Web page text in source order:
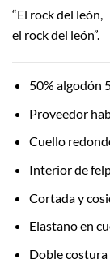
“El rock del león,
el rock del león”.
50% algodón
Proveedor
Cuello
Interior de
Cortada y
Elastano en
Doble costura